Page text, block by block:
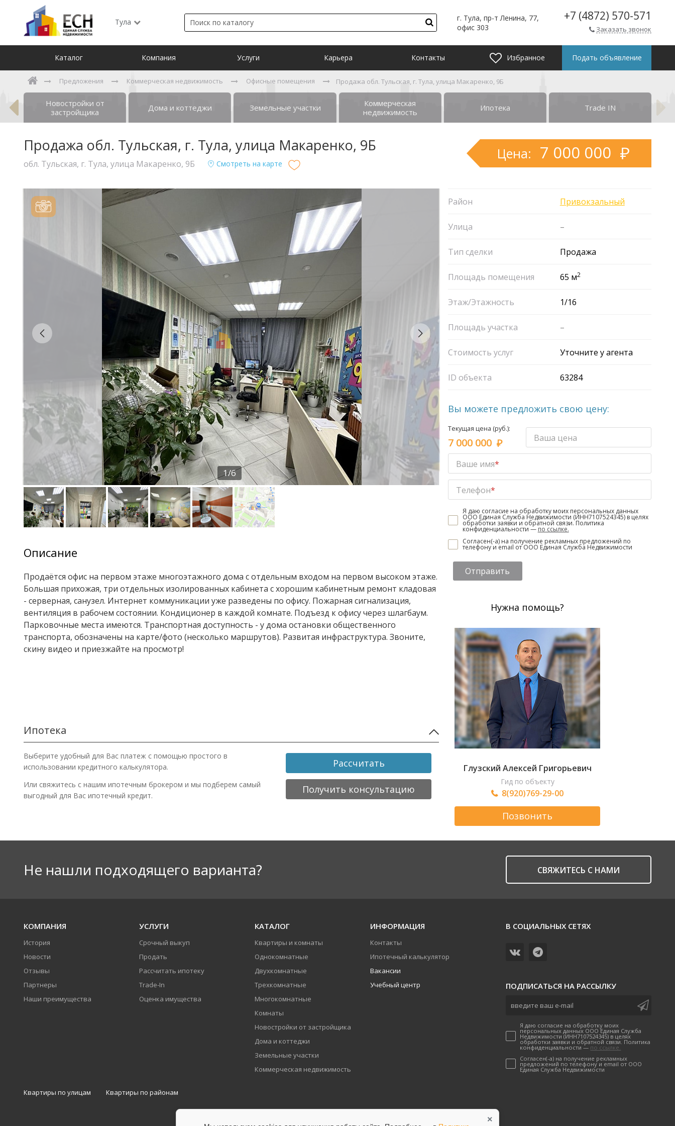
Тула
г. Тула, пр-т Ленина, 77,
офис 303
+7 (4872) 570-571
Заказать звонок
Каталог Компания Услуги Карьера Контакты Избранное Подать объявление
Предложения Коммерческая недвижимость Офисные помещения Продажа обл. Тульская, г. Тула, улица Макаренко, 9Б
Новостройки от
застройщика
Дома и коттеджи Земельные участки
Коммерческая
недвижимость
Ипотека Trade IN
Продажа обл. Тульская, г. Тула, улица Макаренко, 9Б
обл. Тульская, г. Тула, улица Макаренко, 9Б Смотреть на карте
Цена: 7 000 000
1/6
Описание
Продаётся офис на первом этаже многоэтажного дома с отдельным входом на первом высоком этаже.
Большая прихожая, три отдельных изолированных кабинета с хорошим кабинетным ремонт кладовая
- серверная, санузел. Интернет коммуникации уже разведены по офису. Пожарная сигнализация,
вентиляция в рабочем состоянии. Кондиционер в каждой комнате. Подъезд к офису через шлагбаум.
Парковочные места имеются. Транспортная доступность - у дома остановки общественного
транспорта, обозначены на карте/фото (несколько маршрутов). Развитая инфраструктура. Звоните,
скину видео и приезжайте на просмотр!
Ипотека
Выберите удобный для Вас платеж с помощью простого в
использовании кредитного калькулятора.
Рассчитать
Или свяжитесь с нашим ипотечным брокером и мы подберем самый
выгодный для Вас ипотечный кредит.
Получить консультацию
Район Привокзальный
Улица –
Тип сделки Продажа
Площадь помещения 65 м2
Этаж/Этажность 1/16
Площадь участка –
Стоимость услуг Уточните у агента
ID объекта 63284
Вы можете предложить свою цену:
Текущая цена (руб.):
7 000 000 Ваша цена
Ваше имя*
Телефон*
Я даю согласие на обработку моих персональных данных
ООО Единая Служба Недвижимости (ИНН7107524345) в целях
обработки заявки и обратной связи. Политика
конфиденциальности — по ссылке.
Согласен(-а) на получение рекламных предложений по
телефону и email от ООО Единая Служба Недвижимости
Отправить
Нужна помощь?
Глузский Алексей Григорьевич
Гид по объекту
8(920)769-29-00
Позвонить
Не нашли подходящего варианта? CВЯЖИТЕСЬ С НАМИ
КОМПАНИЯ
История
Новости
Отзывы
Партнеры
Наши преимущества
УСЛУГИ
Срочный выкуп
Продать
Рассчитать ипотеку
Trade-In
Оценка имущества
КАТАЛОГ
Квартиры и комнаты
Однокомнатные
Двухкомнатные
Трехкомнатные
Многокомнатные
Комнаты
Новостройки от застройщика
Дома и коттеджи
Земельные участки
Коммерческая недвижимость
ИНФОРМАЦИЯ
Контакты
Ипотечный калькулятор
Вакансии
Учебный центр
Квартиры по улицам Квартиры по районам
В СОЦИАЛЬНЫХ СЕТЯХ
ПОДПИСАТЬСЯ НА РАССЫЛКУ
Я даю согласие на обработку моих
персональных данных ООО Единая Служба
Недвижимости (ИНН7107524345) в целях
обработки заявки и обратной связи. Политика
конфиденциальности — по ссылке.
Согласен(-а) на получение рекламных
предложений по телефону и email от ООО
Единая Служба Недвижимости
×